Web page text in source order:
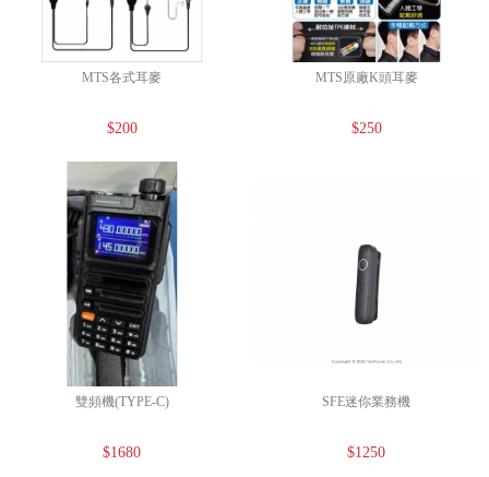
MTS各式耳麥
$200
MTS原廠K頭耳麥
$250
雙頻機(TYPE-C)
$1680
SFE迷你業務機
$1250